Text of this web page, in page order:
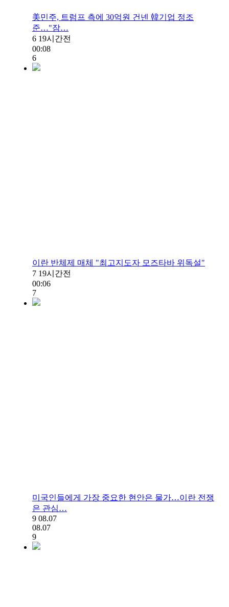
美민주, 트럼프 측에 30억원 건넨 韓기업 정조
준…"잠…
6 19시간전
00:08
6
이란 반체제 매체 "최고지도자 모즈타바 위독설"
7 19시간전
00:06
7
미국인들에게 가장 중요한 현안은 물가…이란 전쟁
은 관심…
9 08.07
08.07
9